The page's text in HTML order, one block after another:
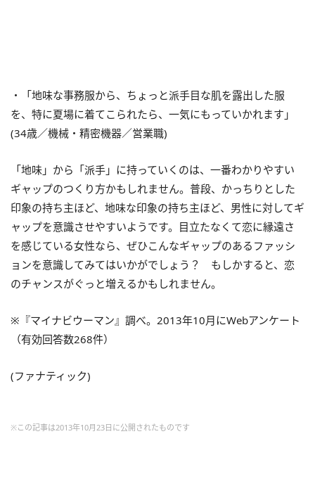
・「地味な事務服から、ちょっと派手目な肌を露出した服
を、特に夏場に着てこられたら、一気にもっていかれます」
(34歳／機械・精密機器／営業職)
「地味」から「派手」に持っていくのは、一番わかりやすい
ギャップのつくり方かもしれません。普段、かっちりとした
印象の持ち主ほど、地味な印象の持ち主ほど、男性に対してギ
ャップを意識させやすいようです。目立たなくて恋に縁遠さ
を感じている女性なら、ぜひこんなギャップのあるファッシ
ョンを意識してみてはいかがでしょう？ もしかすると、恋
のチャンスがぐっと増えるかもしれません。
※『マイナビウーマン』調べ。2013年10月にWebアンケート
（有効回答数268件）
(ファナティック)
※この記事は2013年10月23日に公開されたものです